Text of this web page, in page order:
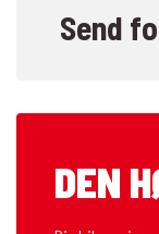
Send
DEN